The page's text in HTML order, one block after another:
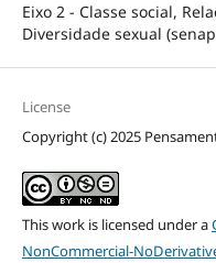
Eixo 2 - Classe social,
Diversidade sexual
License
Copyright (c) 2025
This work is licensed under a
NonCommercial-